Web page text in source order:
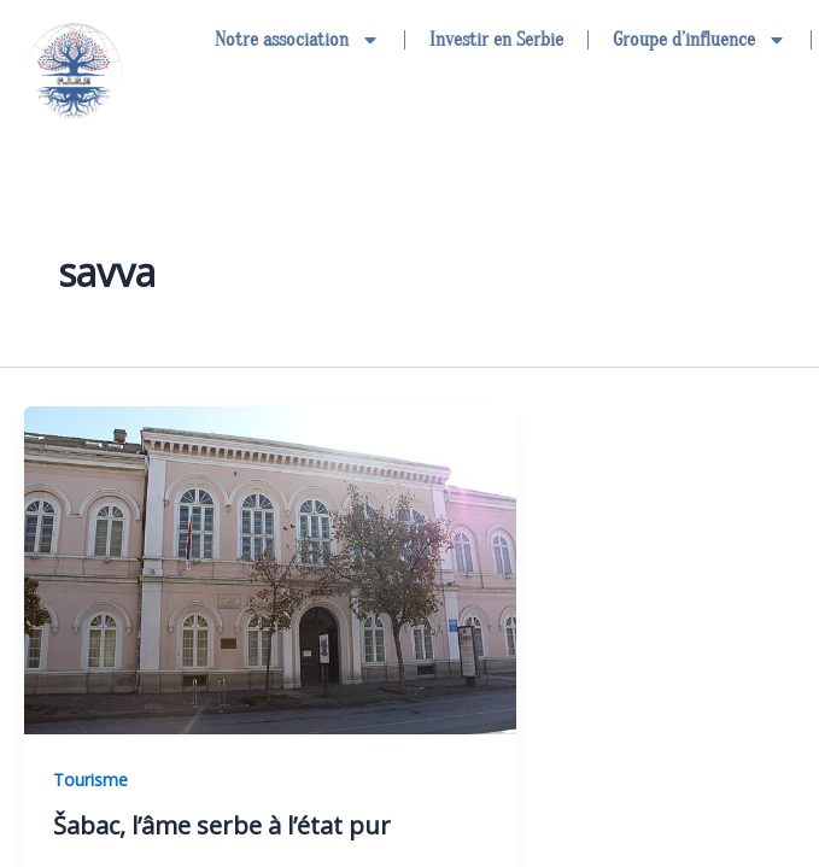
contenu
Notre association Investir en Serbie Groupe d’influence
savva
Tourisme
Šabac, l’âme serbe à l’état pur